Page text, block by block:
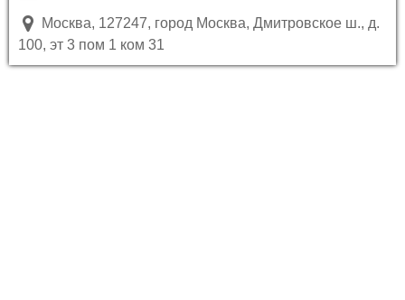
Москва, 127247, город Москва, Дмитровское ш., д.
100, эт 3 пом 1 ком 31